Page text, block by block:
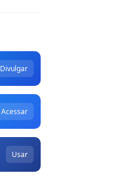
Divulgar
Acessar
Usar